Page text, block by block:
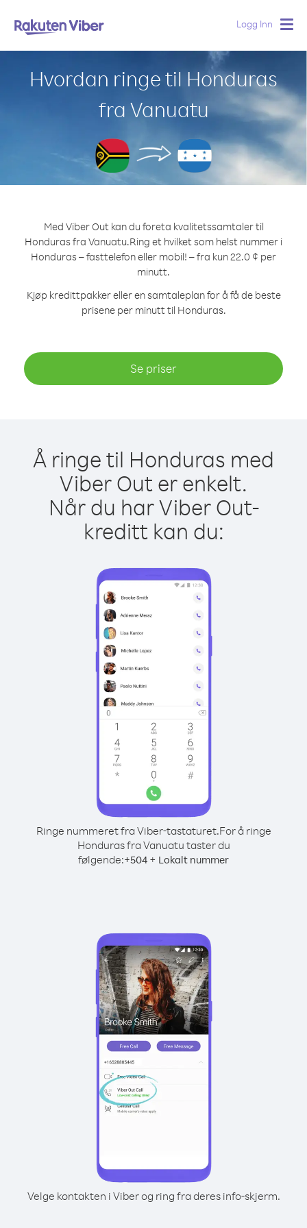
Logg Inn
Hvordan ringe til Honduras
fra Vanuatu
Med Viber Out kan du foreta kvalitetssamtaler til
Honduras fra Vanuatu.Ring et hvilket som helst nummer i
Honduras – fasttelefon eller mobil! – fra kun 22.0 ¢ per
minutt.
Kjøp kredittpakker eller en samtaleplan for å få de beste
prisene per minutt til Honduras.
Se priser
Å ringe til Honduras med
Viber Out er enkelt.
Når du har Viber Out-
kreditt kan du:
Ringe nummeret fra Viber-tastaturet.For å ringe
Honduras fra Vanuatu taster du
følgende:+504 + Lokalt nummer
Velge kontakten i Viber og ring fra deres info-skjerm.